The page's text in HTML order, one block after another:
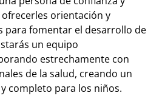
orientación y
para fomentar el desarrollo de
un equipo
estrechamente con
de la salud, creando un
completo para los niños.